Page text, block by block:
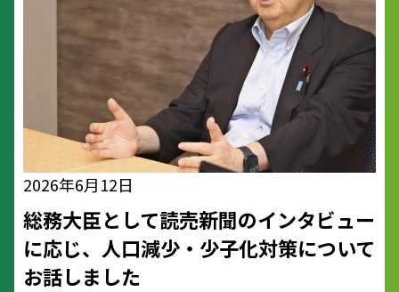
2026年6月12日
総務大臣として読売新聞のインタビュー
に応じ、人口減少・少子化対策について
お話しました